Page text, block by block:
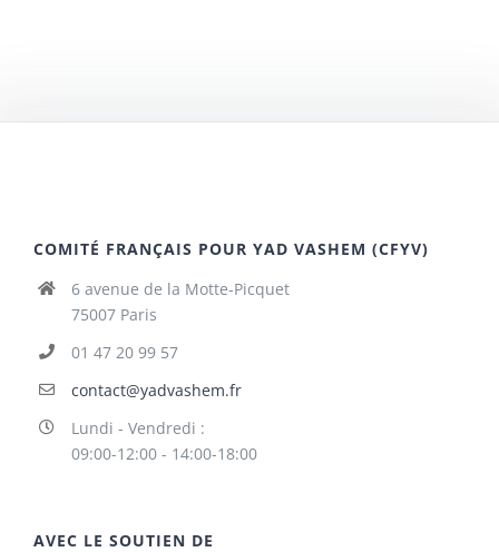
COMITÉ FRANÇAIS POUR YAD VASHEM (CFYV)
6 avenue de la Motte-Picquet
75007 Paris
01 47 20 99 57
contact@yadvashem.fr
Lundi - Vendredi :
09:00-12:00 - 14:00-18:00
AVEC LE SOUTIEN DE